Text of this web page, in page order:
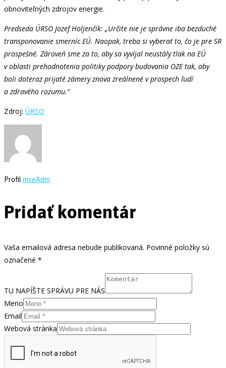
obnoviteľných zdrojov energie.
Predseda ÚRSO Jozef Holjenčík: „Určite nie je správne iba bezduché
transponovanie smerníc EÚ. Naopak, treba si vyberať to, čo je pre SR
prospešné. Zároveň sme za to, aby sa vyvíjal neustály tlak na EÚ
v oblasti prehodnotenia politiky podpory budovania OZE tak, aby
boli doteraz prijaté zámery znova zreálnené v prospech ľudí
a zdravého rozumu.“
Zdroj: ÚRSO
Profil mveAdm
Pridať komentár
Vaša emailová adresa nebude publikovaná. Povinné položky sú
označené *
TU NAPÍŠTE SPRÁVU PRE NÁS
Meno
Email
Webová stránka